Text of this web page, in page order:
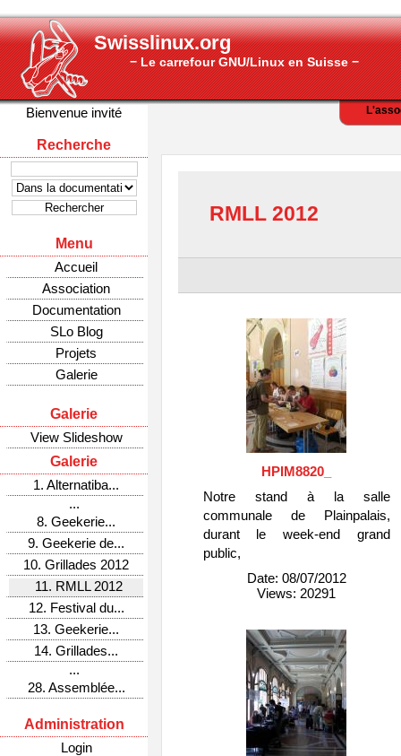
Swisslinux.org
− Le carrefour GNU/Linux en Suisse −
Bienvenue invité
Recherche
Menu
Accueil
Association
Documentation
SLo Blog
Projets
Galerie
Galerie
View Slideshow
Galerie
1. Alternatiba...
...
8. Geekerie...
9. Geekerie de...
10. Grillades 2012
11. RMLL 2012
12. Festival du...
13. Geekerie...
14. Grillades...
...
28. Assemblée...
Administration
Login
RMLL 2012
HPIM8820_
Notre stand à la salle
communale de Plainpalais,
durant le week-end grand
public,
Date: 08/07/2012
Views: 20291